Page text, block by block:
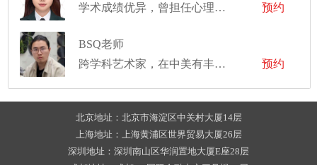
学术成绩优异，曾担任心理社团社长
预约
BSQ老师
跨学科艺术家，在中美有丰富的艺术创作经验
预约
北京地址：北京市海淀区中关村大厦14层
上海地址：上海黄浦区世界贸易大厦26层
深圳地址：深圳南山区华润置地大厦E座28层